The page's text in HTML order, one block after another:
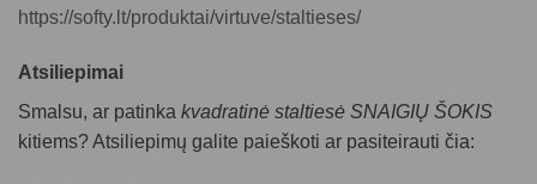
https://softy.lt/produktai/virtuve/staltieses/
Atsiliepimai
Smalsu, ar patinka kvadratinė staltiesė SNAIGIŲ ŠOKIS
kitiems? Atsiliepimų galite paieškoti ar pasiteirauti čia: